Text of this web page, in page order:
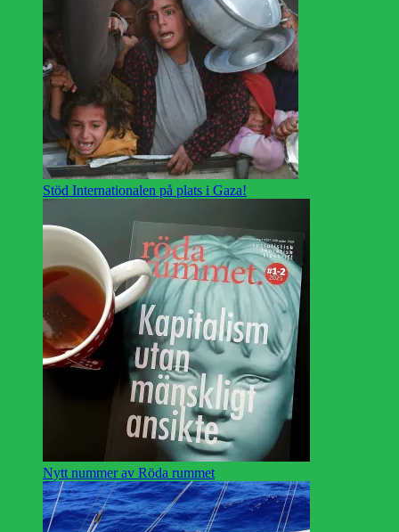
Stöd Internationalen på plats i Gaza!
Nytt nummer av Röda rummet